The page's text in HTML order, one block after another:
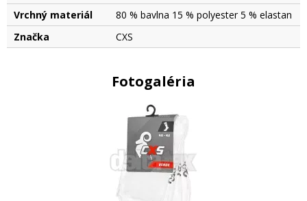
Vrchný materiál
80 % bavlna 15 % polyester 5 % elastan
Značka
CXS
Fotogaléria